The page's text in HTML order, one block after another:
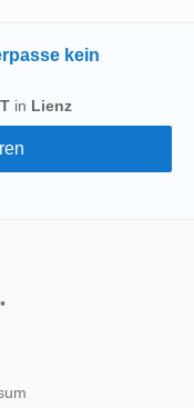
kein
in Lienz